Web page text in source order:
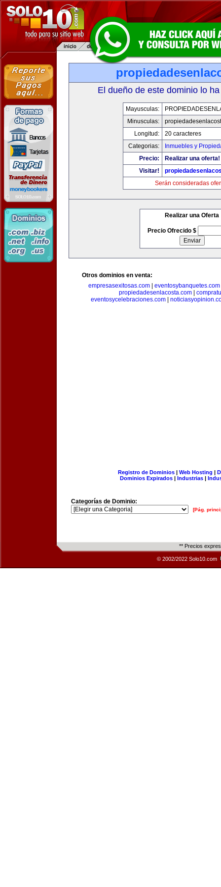
El dueño de este dominio lo
Mayusculas:
Minusculas:
Longitud:
20 caracteres
Categorias:
Inmuebles y
Precio:
Realizar una oferta!
Visitar!
Serán consideradas
Realizar una Oferta
Precio Ofrecido $
Otros dominios en venta:
empresasexitosas.com
eventosybanquetes.com
propiedadesenlacosta.com
eventosycelebraciones.com|
Registro de Dominios| Web Hosting |
Dominios Expirados | Industrias |
Categorías de Dominio:
[Pág.
** Precios
© 2002/2022 Solo10.com